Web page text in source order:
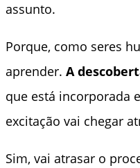
assunto.
Porque, como seres
aprender. A
que está incorporada
excitação vai chegar
Sim, vai atrasar o